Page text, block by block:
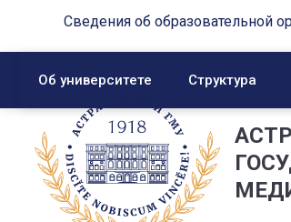
Сведения об образовательной
Об университете Структура